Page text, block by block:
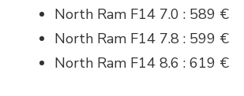
North Ram F14 7.0 : 589 €
North Ram F14 7.8 : 599 €
North Ram F14 8.6 : 619 €